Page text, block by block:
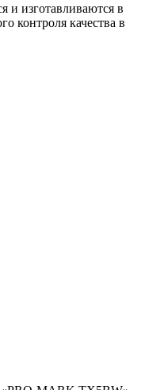
и изготавливаются в
контроля качества в